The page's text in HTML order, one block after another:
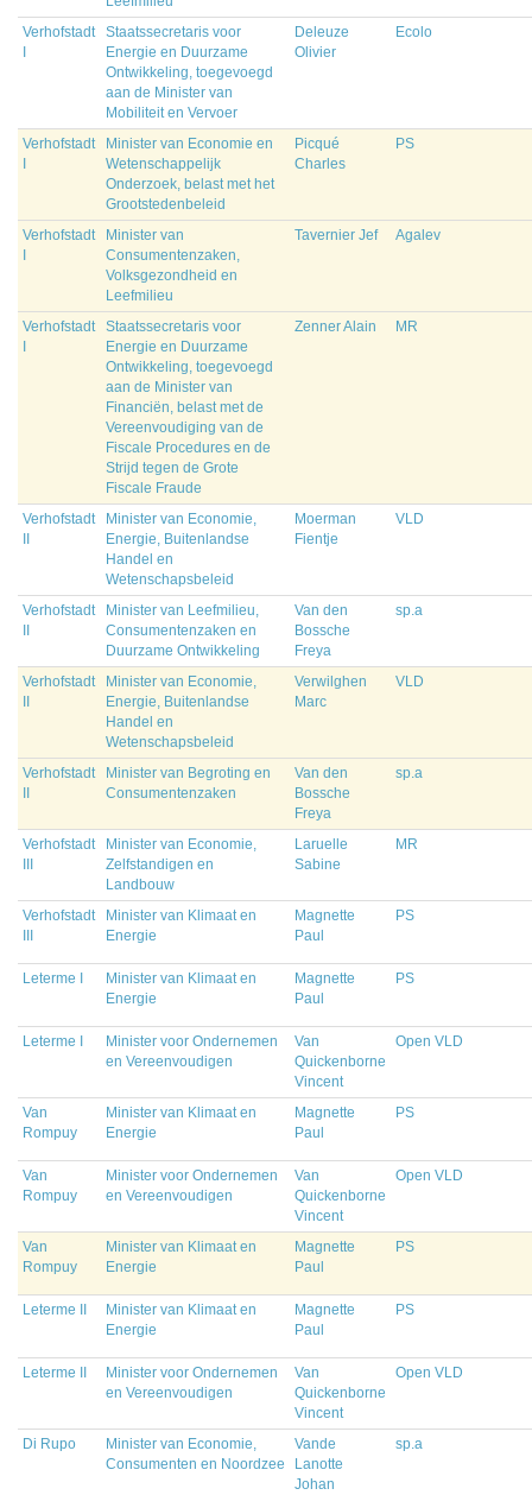
Verhofstadt
Staatssecretaris voor
Energie en Duurzame
Ontwikkeling, toegevoegd
aan de Minister van
Mobiliteit en Vervoer
Deleuze
Olivier
Ecolo
Verhofstadt
Minister van Economie en
Wetenschappelijk
Onderzoek, belast met het
Grootstedenbeleid
Picqué
Charles
PS
Verhofstadt
Minister van
Consumentenzaken,
Volksgezondheid en
Leefmilieu
Tavernier Jef Agalev
Verhofstadt
Staatssecretaris voor
Energie en Duurzame
Ontwikkeling, toegevoegd
aan de Minister van
Financiën, belast met de
Vereenvoudiging van de
Fiscale Procedures en de
Strijd tegen de Grote
Fiscale Fraude
Zenner Alain MR
Verhofstadt
Minister van Economie,
Energie, Buitenlandse
Handel en
Wetenschapsbeleid
Moerman
Fientje
VLD
Verhofstadt
Minister van Leefmilieu,
Consumentenzaken en
Duurzame Ontwikkeling
Van den
Bossche
Freya
sp.a
Verhofstadt
Minister van Economie,
Energie, Buitenlandse
Handel en
Wetenschapsbeleid
Verwilghen
Marc
VLD
Verhofstadt
Minister van Begroting en
Consumentenzaken
Van den
Bossche
Freya
sp.a
Verhofstadt
Minister van Economie,
Zelfstandigen en
Landbouw
Laruelle
Sabine
MR
Verhofstadt
Minister van Klimaat en
Energie
Magnette
Paul
PS
Leterme I
Minister van Klimaat en
Energie
Magnette
Paul
PS
Leterme I
Minister voor Ondernemen
en Vereenvoudigen
Van
Quickenborne
Vincent
Open VLD
Van
Rompuy
Minister van Klimaat en
Energie
Magnette
Paul
PS
Van
Rompuy
Minister voor Ondernemen
en Vereenvoudigen
Van
Quickenborne
Vincent
Open VLD
Van
Rompuy
Minister van Klimaat en
Energie
Magnette
Paul
PS
Leterme II
Minister van Klimaat en
Energie
Magnette
Paul
PS
Leterme II
Minister voor Ondernemen
en Vereenvoudigen
Van
Quickenborne
Vincent
Open VLD
Di Rupo
Minister van Economie,
Consumenten en Noordzee
Vande
Lanotte
Johan
sp.a